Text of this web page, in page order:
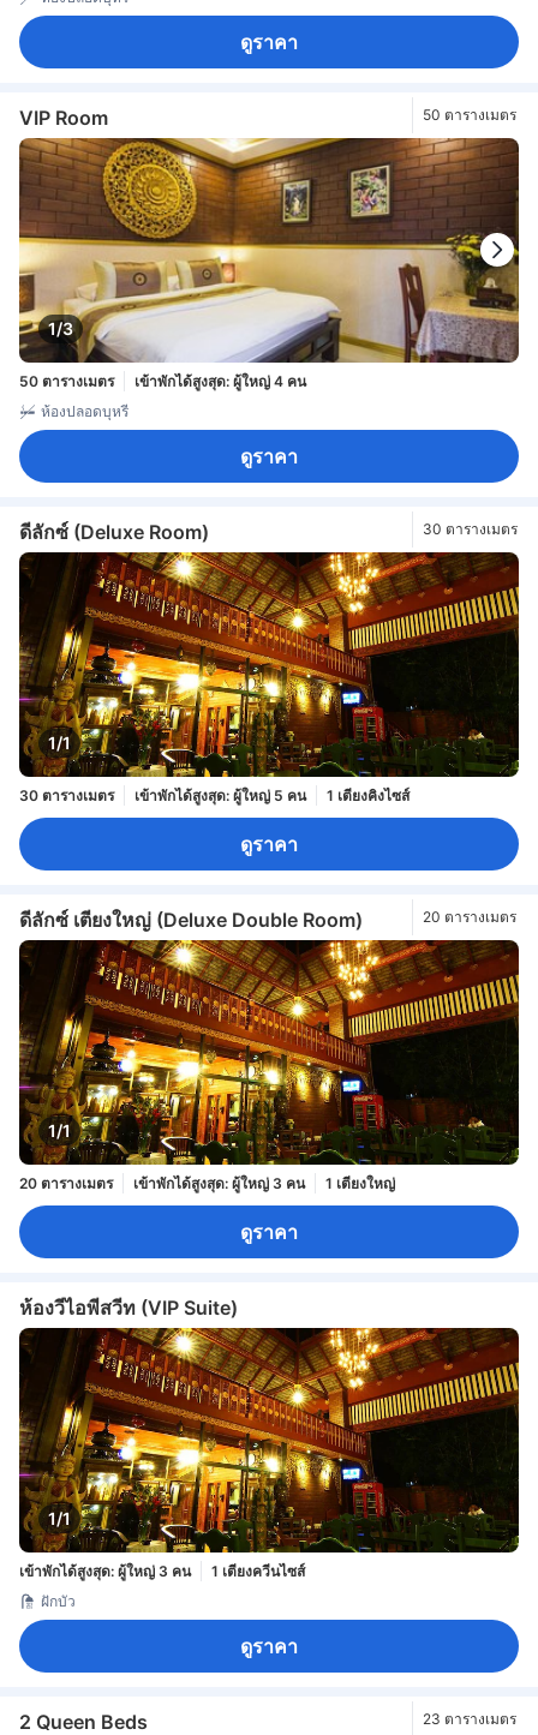
ดูราคา
VIP Room 50 ตารางเมตร
1/3
50 ตารางเมตร
เข้าพักได้สูงสุด: ผู้ใหญ่ 4 คน
ห้องปลอดบุหรี่
ดูราคา
ดีลักซ์ (Deluxe Room) 30 ตารางเมตร
1/1
30 ตารางเมตร เข้าพักได้สูงสุด: ผู้ใหญ่ 5 คน 1 เตียงคิงไซส์
ดูราคา
ดีลักซ์ เตียงใหญ่ (Deluxe Double Room) 20 ตารางเมตร
1/1
20 ตารางเมตร เข้าพักได้สูงสุด: ผู้ใหญ่ 3 คน 1 เตียงใหญ่
ดูราคา
ห้องวีไอพีสวีท (VIP Suite)
1/1
เข้าพักได้สูงสุด: ผู้ใหญ่ 3 คน
1 เตียงควีนไซส์
ฝักบัว
ดูราคา
2 Queen Beds 23 ตารางเมตร